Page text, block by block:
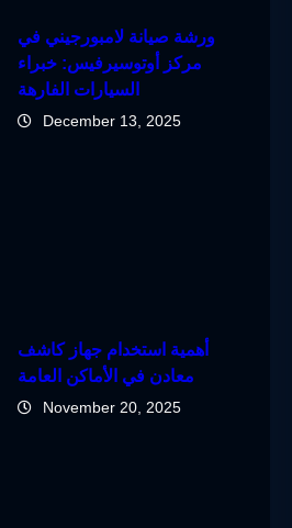
ورشة صيانة لامبورجيني في
مركز أوتوسيرفيس: خبراء
السيارات الفارهة
December 13, 2025
أهمية استخدام جهاز كاشف
معادن في الأماكن العامة
November 20, 2025